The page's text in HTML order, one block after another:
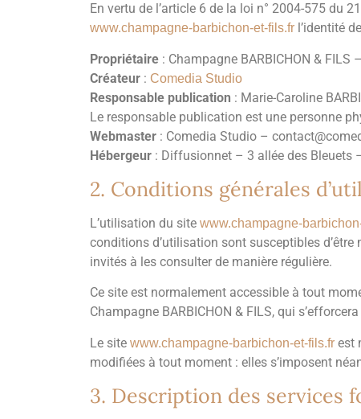
En vertu de l’article 6 de la loi n° 2004-575 du
www.champagne-barbichon-et-fils.fr l’identité
Propriétaire : Champagne BARBICHON & FILS
Créateur : Comedia Studio
Responsable publication : Marie-Caroline
Le responsable publication est une personne
Webmaster : Comedia Studio –
Hébergeur : Diffusionnet – 3 allée des Bleuets
2. Conditions générales
L’utilisation du site www.champagne-
conditions d’utilisation sont susceptibles
invités à les consulter de manière régulière.
Ce site est normalement accessible à tout
Champagne BARBICHON & FILS, qui
Le site www.champagne-barbichon-et-fils.fr est
modifiées à tout moment : elles s’imposent
3. Description des services